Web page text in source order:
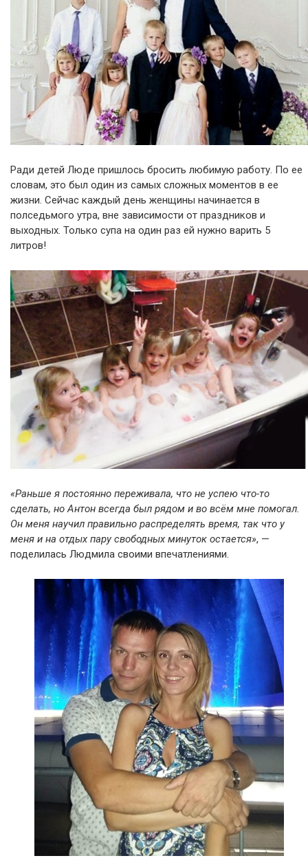
Ради детей Люде пришлось бросить любимую работу. По ее
словам, это был один из самых сложных моментов в ее
жизни. Сейчас каждый день женщины начинается в
полседьмого утра, вне зависимости от праздников и
выходных. Только супа на один раз ей нужно варить 5
литров!
«Раньше я постоянно переживала, что не успею что-то
сделать, но Антон всегда был рядом и во всём мне помогал.
Он меня научил правильно распределять время, так что у
меня и на отдых пару свободных минуток остается», —
поделилась Людмила своими впечатлениями.